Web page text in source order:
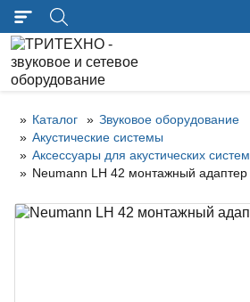
Каталог
Звуковое оборудование
Акустические системы
Аксессуары для акустических систем
Neumann LH 42 монтажный адаптер